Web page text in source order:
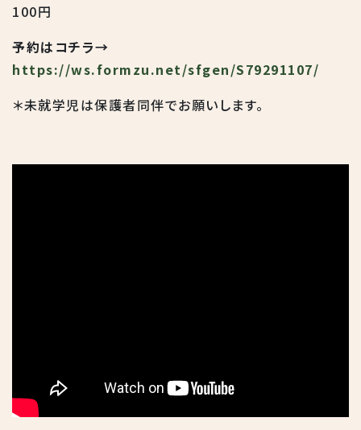
100円
予約はコチラ→
https://ws.formzu.net/sfgen/S79291107/
＊未就学児は保護者同伴でお願いします。